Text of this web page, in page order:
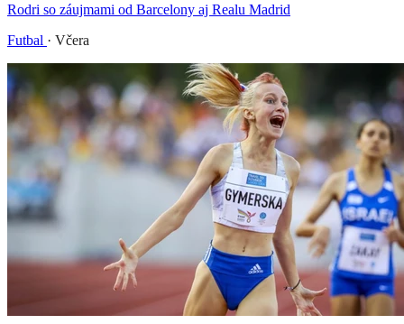
Rodri so záujmami od Barcelony aj Realu Madrid
Futbal · Včera